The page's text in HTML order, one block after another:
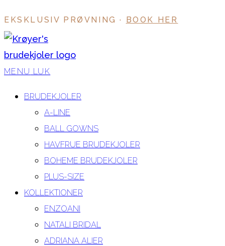
content
EKSKLUSIV PRØVNING · BOOK HER
MENU LUK
BRUDEKJOLER
A-LINE
BALL GOWNS
HAVFRUE BRUDEKJOLER
BOHEME BRUDEKJOLER
PLUS-SIZE
KOLLEKTIONER
ENZOANI
NATALI BRIDAL
ADRIANA ALIER